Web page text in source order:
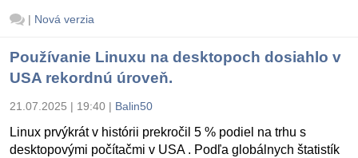
| Nová verzia
Používanie Linuxu na desktopoch dosiahlo v
USA rekordnú úroveň.
21.07.2025 | 19:40 | Balin50
Linux prvýkrát v histórii prekročil 5 % podiel na trhu s
desktopovými počítačmi v USA . Podľa globálnych štatistík